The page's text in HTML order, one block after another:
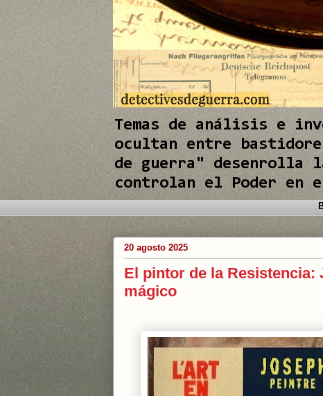
Temas de análisis e
ocultan entre
de guerra" desenrolla
controlan el Poder en
20 agosto 2025
El pintor de la Resistencia:
mágico
I